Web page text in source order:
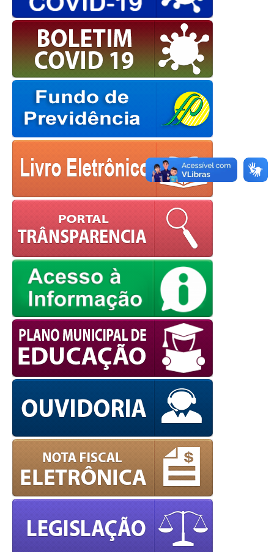
OK
European Commission |
WPCookiePro